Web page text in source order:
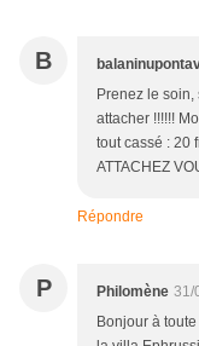
B
Prenez le
attacher !!!!!!
tout cassé : 20
ATTACHEZ
Répondre
P Philomène 31/
Bonjour à